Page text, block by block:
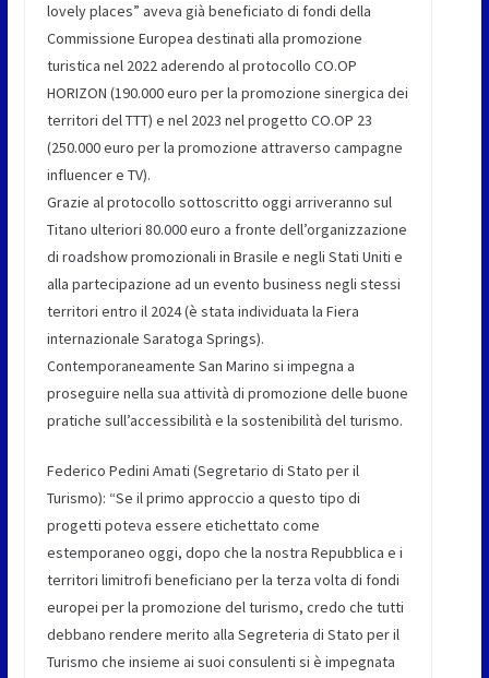
lovely places” aveva già beneficiato di fondi della
Commissione Europea destinati alla promozione
turistica nel 2022 aderendo al protocollo CO.OP
HORIZON (190.000 euro per la promozione sinergica dei
territori del TTT) e nel 2023 nel progetto CO.OP 23
(250.000 euro per la promozione attraverso campagne
influencer e TV).
Grazie al protocollo sottoscritto oggi arriveranno sul
Titano ulteriori 80.000 euro a fronte dell’organizzazione
di roadshow promozionali in Brasile e negli Stati Uniti e
alla partecipazione ad un evento business negli stessi
territori entro il 2024 (è stata individuata la Fiera
internazionale Saratoga Springs).
Contemporaneamente San Marino si impegna a
proseguire nella sua attività di promozione delle buone
pratiche sull’accessibilità e la sostenibilità del turismo.
Federico Pedini Amati (Segretario di Stato per il
Turismo): “Se il primo approccio a questo tipo di
progetti poteva essere etichettato come
estemporaneo oggi, dopo che la nostra Repubblica e i
territori limitrofi beneficiano per la terza volta di fondi
europei per la promozione del turismo, credo che tutti
debbano rendere merito alla Segreteria di Stato per il
Turismo che insieme ai suoi consulenti si è impegnata